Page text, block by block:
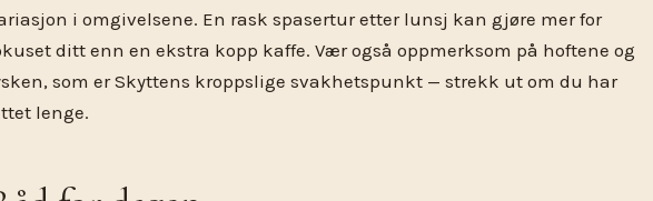
i omgivelsene. En rask spasertur etter lunsj kan gjøre mer for
ditt enn en ekstra kopp kaffe. Vær også oppmerksom på hoftene og
som er Skyttens kroppslige svakhetspunkt — strekk ut om du har
lenge.